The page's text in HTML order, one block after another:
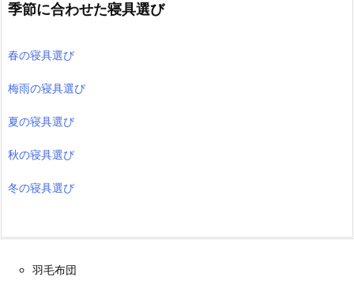
季節に合わせた寝具選び
春の寝具選び
梅雨の寝具選び
夏の寝具選び
秋の寝具選び
冬の寝具選び
羽毛布団